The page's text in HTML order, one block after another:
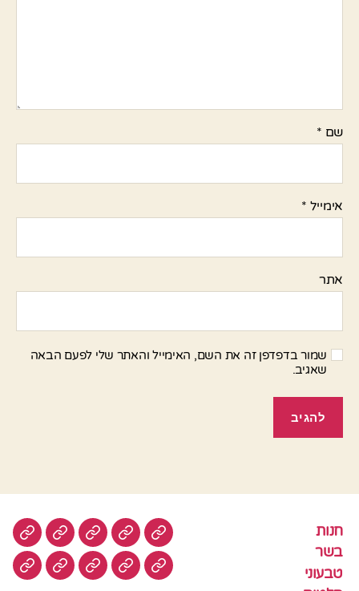
שם *
אימייל *
אתר
שמור בדפדפן זה את השם, האימייל והאתר שלי לפעם הבאה
שאגיב.
חנות
בשר
טבעוני
חנות בשר טבעוניסלטים
עוגיותעוף צמחונידגים